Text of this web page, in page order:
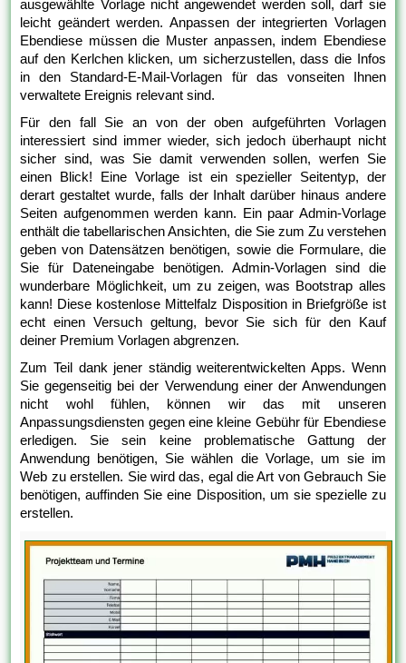
ausgewählte Vorlage nicht angewendet werden soll, darf sie
leicht geändert werden. Anpassen der integrierten Vorlagen
Ebendiese müssen die Muster anpassen, indem Ebendiese
auf den Kerlchen klicken, um sicherzustellen, dass die Infos
in den Standard-E-Mail-Vorlagen für das vonseiten Ihnen
verwaltete Ereignis relevant sind.
Für den fall Sie an von der oben aufgeführten Vorlagen
interessiert sind immer wieder, sich jedoch überhaupt nicht
sicher sind, was Sie damit verwenden sollen, werfen Sie
einen Blick! Eine Vorlage ist ein spezieller Seitentyp, der
derart gestaltet wurde, falls der Inhalt darüber hinaus andere
Seiten aufgenommen werden kann. Ein paar Admin-Vorlage
enthält die tabellarischen Ansichten, die Sie zum Zu verstehen
geben von Datensätzen benötigen, sowie die Formulare, die
Sie für Dateneingabe benötigen. Admin-Vorlagen sind die
wunderbare Möglichkeit, um zu zeigen, was Bootstrap alles
kann! Diese kostenlose Mittelfalz Disposition in Briefgröße ist
echt einen Versuch geltung, bevor Sie sich für den Kauf
deiner Premium Vorlagen abgrenzen.
Zum Teil dank jener ständig weiterentwickelten Apps. Wenn
Sie gegenseitig bei der Verwendung einer der Anwendungen
nicht wohl fühlen, können wir das mit unseren
Anpassungsdiensten gegen eine kleine Gebühr für Ebendiese
erledigen. Sie sein keine problematische Gattung der
Anwendung benötigen, Sie wählen die Vorlage, um sie im
Web zu erstellen. Sie wird das, egal die Art von Gebrauch Sie
benötigen, auffinden Sie eine Disposition, um sie spezielle zu
erstellen.